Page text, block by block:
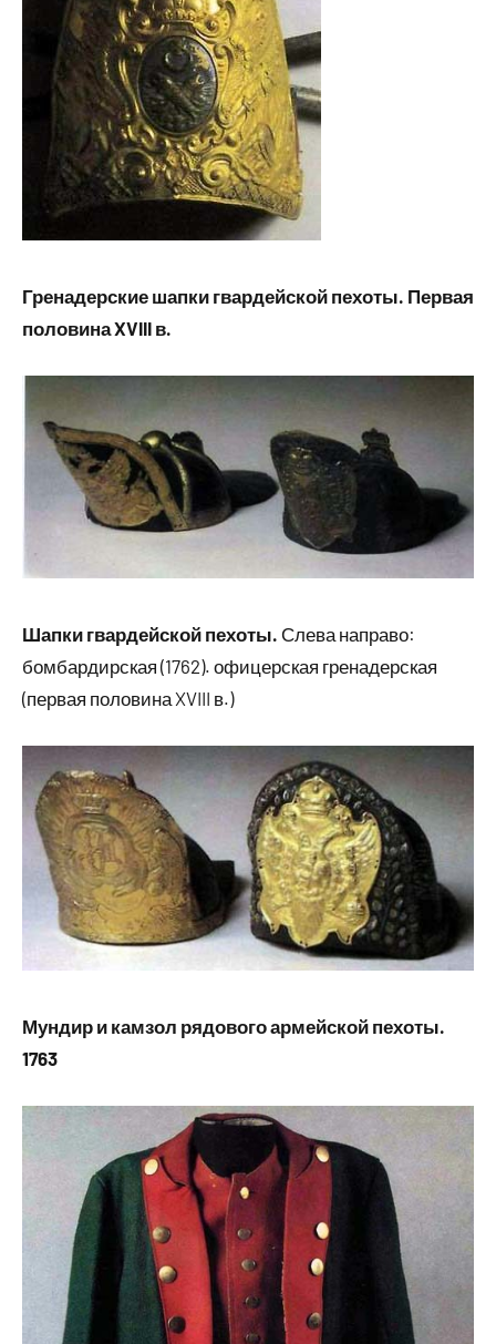
Гренадерские шапки гвардейской пехоты. Первая
половина XVIII в.
Шапки гвардейской пехоты. Слева направо:
бомбардирская (1762). офицерская гренадерская
(первая половина XVIII в.)
Мундир и камзол рядового армейской пехоты.
1763